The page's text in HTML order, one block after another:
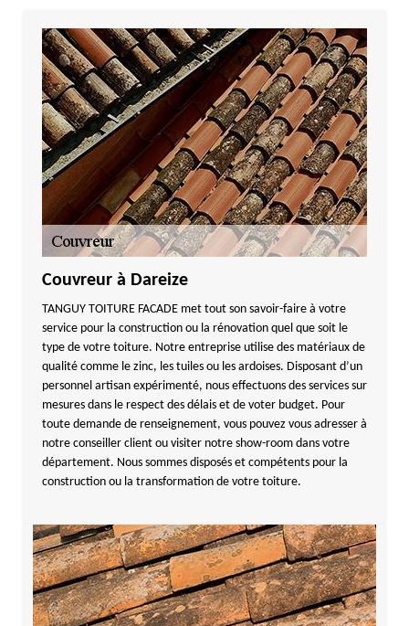
Couvreur à Dareize
TANGUY TOITURE FACADE met tout son savoir-faire à votre
service pour la construction ou la rénovation quel que soit le
type de votre toiture. Notre entreprise utilise des matériaux de
qualité comme le zinc, les tuiles ou les ardoises. Disposant d’un
personnel artisan expérimenté, nous effectuons des services sur
mesures dans le respect des délais et de voter budget. Pour
toute demande de renseignement, vous pouvez vous adresser à
notre conseiller client ou visiter notre show-room dans votre
département. Nous sommes disposés et compétents pour la
construction ou la transformation de votre toiture.